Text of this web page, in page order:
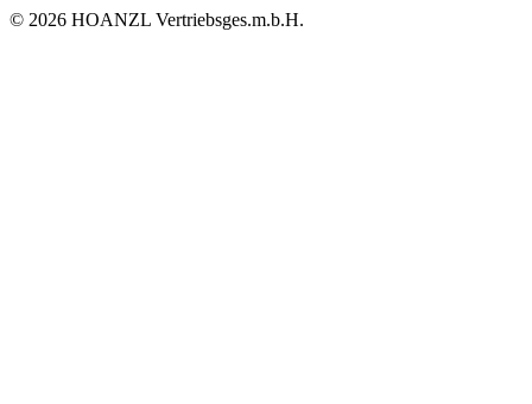
© 2026 HOANZL Vertriebsges.m.b.H.